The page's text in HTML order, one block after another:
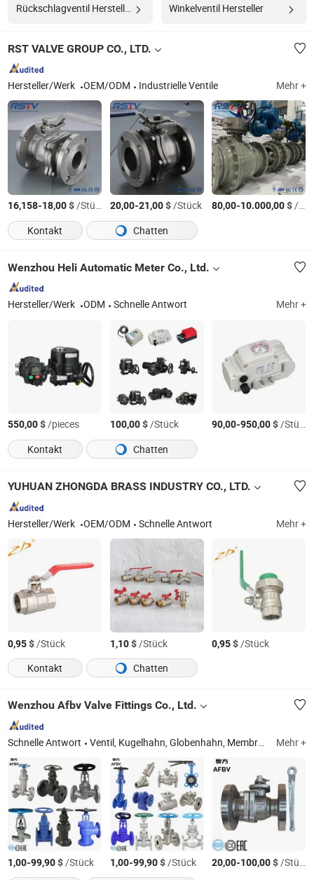
Rückschlagventil Hersteller Winkelventil Hersteller
RST VALVE GROUP CO., LTD.
Hersteller/Werk OEM/ODM Industrielle Ventile Mehr +
16,158-18,00$/Stück 20,00-21,00$/Stück 80,00-10.000,00$/Stück
Kontakt
Chatten
Wenzhou Heli Automatic Meter Co., Ltd.
Hersteller/Werk ODM Schnelle Antwort Mehr +
550,00$/pieces 100,00$/Stück 90,00-950,00$/Stück
Kontakt
Chatten
YUHUAN ZHONGDA BRASS INDUSTRY CO., LTD.
Hersteller/Werk OEM/ODM Schnelle Antwort Mehr +
0,95$/Stück 1,10$/Stück 0,95$/Stück
Kontakt
Chatten
Wenzhou Afbv Valve Fittings Co., Ltd.
Schnelle Antwort Ventil, Kugelhahn, Globenhahn, Membran-Globenhahn, Absperrhahn, Rückschlagventil, Edelstahlventil, Butterfly-Ventil, Sicherheitsventil, Y-Sieb Mehr +
1,00-99,90$/Stück 1,00-99,90$/Stück 20,00-100,00$/Stück